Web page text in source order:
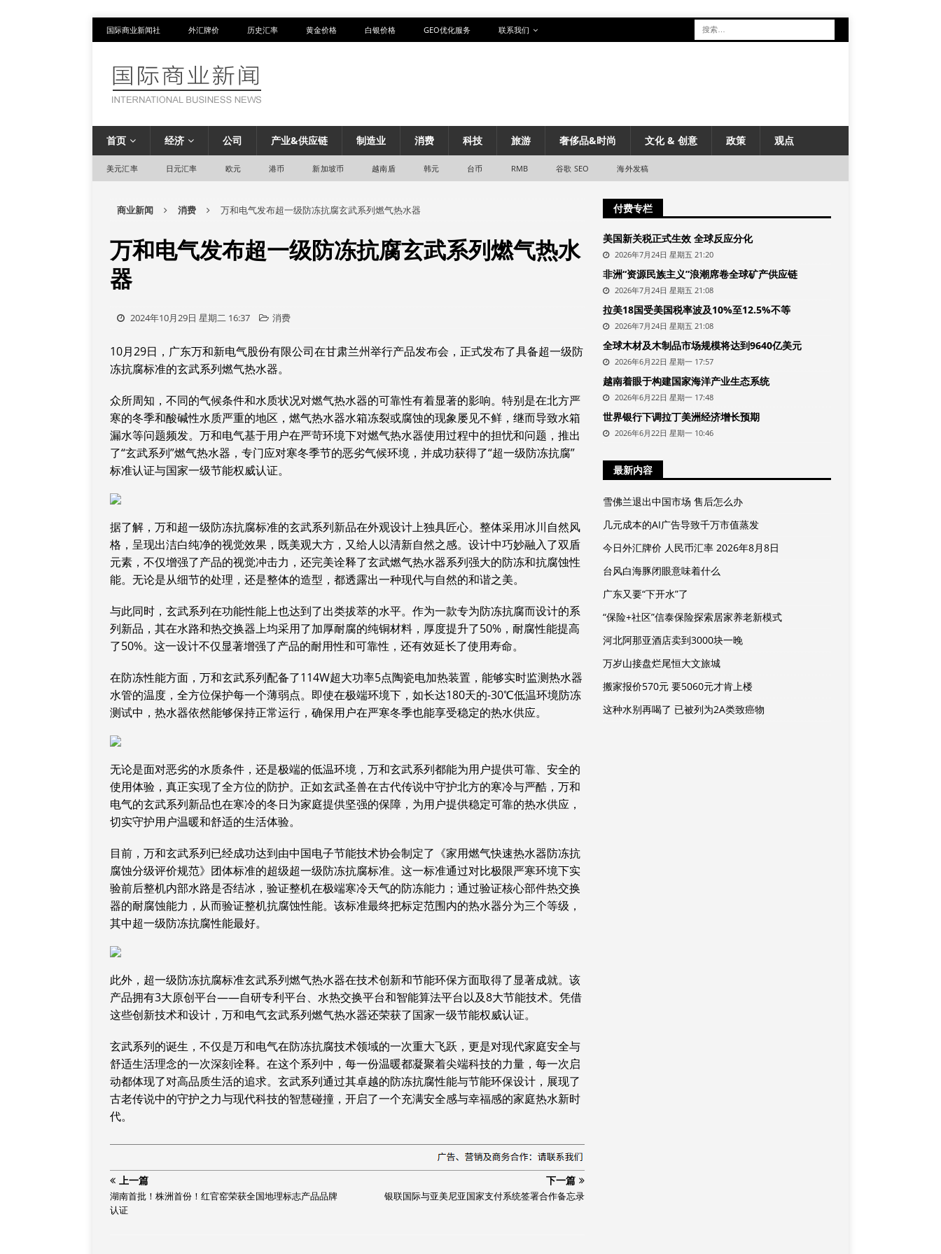
国际商业新闻社 外汇牌价 历史汇率 黄金价格 白银价格 GEO优化服务 联系我们
首页 经济 公司 产业&供应链 制造业 消费 科技 旅游 奢侈品&时尚 文化 & 创意 政策 观点
美元汇率 日元汇率 欧元 港币 新加坡币 越南盾 韩元 台币 RMB 谷歌 SEO 海外发稿
商业新闻 消费 万和电气发布超一级防冻抗腐玄武系列燃气热水器
万和电气发布超一级防冻抗腐玄武系列燃气热水
器
2024年10月29日 星期二 16:37 消费
10月29日，广东万和新电气股份有限公司在甘肃兰州举行产品发布会，正式发布了具备超一级防
冻抗腐标准的玄武系列燃气热水器。
众所周知，不同的气候条件和水质状况对燃气热水器的可靠性有着显著的影响。特别是在北方严
寒的冬季和酸碱性水质严重的地区，燃气热水器水箱冻裂或腐蚀的现象屡见不鲜，继而导致水箱
漏水等问题频发。万和电气基于用户在严苛环境下对燃气热水器使用过程中的担忧和问题，推出
了“玄武系列”燃气热水器，专门应对寒冬季节的恶劣气候环境，并成功获得了“超一级防冻抗腐”
标准认证与国家一级节能权威认证。
据了解，万和超一级防冻抗腐标准的玄武系列新品在外观设计上独具匠心。整体采用冰川自然风
格，呈现出洁白纯净的视觉效果，既美观大方，又给人以清新自然之感。设计中巧妙融入了双盾
元素，不仅增强了产品的视觉冲击力，还完美诠释了玄武燃气热水器系列强大的防冻和抗腐蚀性
能。无论是从细节的处理，还是整体的造型，都透露出一种现代与自然的和谐之美。
与此同时，玄武系列在功能性能上也达到了出类拔萃的水平。作为一款专为防冻抗腐而设计的系
列新品，其在水路和热交换器上均采用了加厚耐腐的纯铜材料，厚度提升了50%，耐腐性能提高
了50%。这一设计不仅显著增强了产品的耐用性和可靠性，还有效延长了使用寿命。
在防冻性能方面，万和玄武系列配备了114W超大功率5点陶瓷电加热装置，能够实时监测热水器
水管的温度，全方位保护每一个薄弱点。即使在极端环境下，如长达180天的-30℃低温环境防冻
测试中，热水器依然能够保持正常运行，确保用户在严寒冬季也能享受稳定的热水供应。
无论是面对恶劣的水质条件，还是极端的低温环境，万和玄武系列都能为用户提供可靠、安全的
使用体验，真正实现了全方位的防护。正如玄武圣兽在古代传说中守护北方的寒冷与严酷，万和
电气的玄武系列新品也在寒冷的冬日为家庭提供坚强的保障，为用户提供稳定可靠的热水供应，
切实守护用户温暖和舒适的生活体验。
目前，万和玄武系列已经成功达到由中国电子节能技术协会制定了《家用燃气快速热水器防冻抗
腐蚀分级评价规范》团体标准的超级超一级防冻抗腐标准。这一标准通过对比极限严寒环境下实
验前后整机内部水路是否结冰，验证整机在极端寒冷天气的防冻能力；通过验证核心部件热交换
器的耐腐蚀能力，从而验证整机抗腐蚀性能。该标准最终把标定范围内的热水器分为三个等级，
其中超一级防冻抗腐性能最好。
此外，超一级防冻抗腐标准玄武系列燃气热水器在技术创新和节能环保方面取得了显著成就。该
产品拥有3大原创平台——自研专利平台、水热交换平台和智能算法平台以及8大节能技术。凭借
这些创新技术和设计，万和电气玄武系列燃气热水器还荣获了国家一级节能权威认证。
玄武系列的诞生，不仅是万和电气在防冻抗腐技术领域的一次重大飞跃，更是对现代家庭安全与
舒适生活理念的一次深刻诠释。在这个系列中，每一份温暖都凝聚着尖端科技的力量，每一次启
动都体现了对高品质生活的追求。玄武系列通过其卓越的防冻抗腐性能与节能环保设计，展现了
古老传说中的守护之力与现代科技的智慧碰撞，开启了一个充满安全感与幸福感的家庭热水新时
代。
上一篇
湖南首批！株洲首份！红官窑荣获全国地理标志产品品牌
认证
下一篇
银联国际与亚美尼亚国家支付系统签署合作备忘录
付费专栏
美国新关税正式生效 全球反应分化
2026年7月24日 星期五 21:20
非洲“资源民族主义”浪潮席卷全球矿产供应链
2026年7月24日 星期五 21:08
拉美18国受美国税率波及10%至12.5%不等
2026年7月24日 星期五 21:08
全球木材及木制品市场规模将达到9640亿美元
2026年6月22日 星期一 17:57
越南着眼于构建国家海洋产业生态系统
2026年6月22日 星期一 17:48
世界银行下调拉丁美洲经济增长预期
2026年6月22日 星期一 10:46
最新内容
雪佛兰退出中国市场 售后怎么办
几元成本的AI广告导致千万市值蒸发
今日外汇牌价 人民币汇率 2026年8月8日
台风白海豚闭眼意味着什么
广东又要“下开水”了
“保险+社区”信泰保险探索居家养老新模式
河北阿那亚酒店卖到3000块一晚
万岁山接盘烂尾恒大文旅城
搬家报价570元 要5060元才肯上楼
这种水别再喝了 已被列为2A类致癌物